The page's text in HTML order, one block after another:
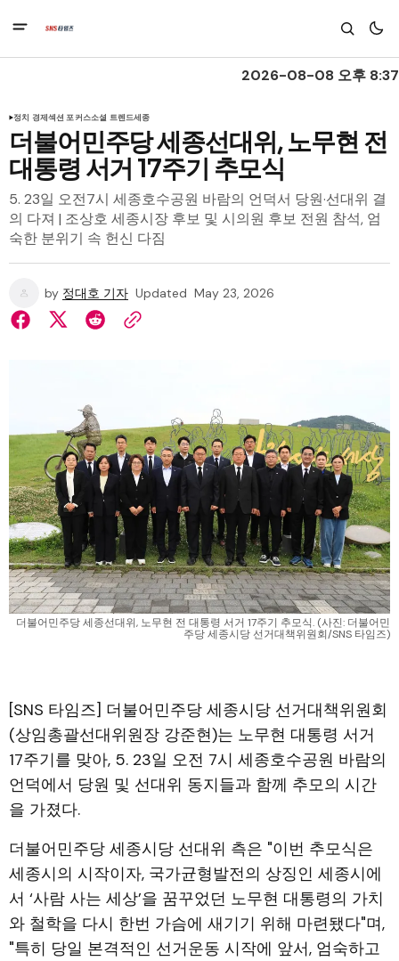
2026-08-08 오후 8:37
정치 경제섹션 포커스소셜 트렌드세종
더불어민주당 세종선대위, 노무현 전
대통령 서거 17주기 추모식
5. 23일 오전7시 세종호수공원 바람의 언덕서 당원·선대위 결
의 다져 | 조상호 세종시장 후보 및 시의원 후보 전원 참석, 엄
숙한 분위기 속 헌신 다짐
by 정대호 기자 Updated May 23, 2026
더불어민주당 세종선대위, 노무현 전 대통령 서거 17주기 추모식. (사진: 더불어민
주당 세종시당 선거대책위원회/SNS 타임즈)
[SNS 타임즈] 더불어민주당 세종시당 선거대책위원회
(상임총괄선대위원장 강준현)는 노무현 대통령 서거
17주기를 맞아, 5. 23일 오전 7시 세종호수공원 바람의
언덕에서 당원 및 선대위 동지들과 함께 추모의 시간
을 가졌다.
더불어민주당 세종시당 선대위 측은 "이번 추모식은
세종시의 시작이자, 국가균형발전의 상징인 세종시에
서 ‘사람 사는 세상’을 꿈꾸었던 노무현 대통령의 가치
와 철학을 다시 한번 가슴에 새기기 위해 마련됐다"며,
"특히 당일 본격적인 선거운동 시작에 앞서, 엄숙하고